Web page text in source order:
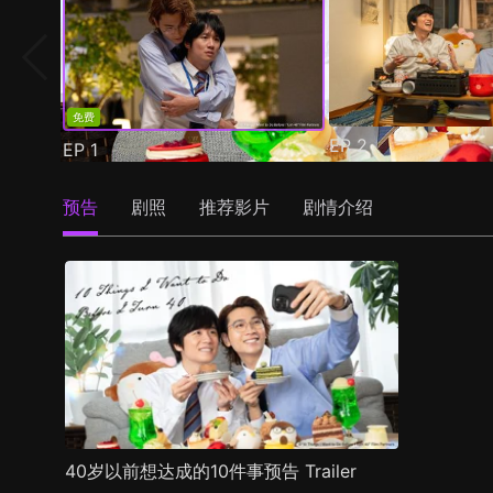
免费
EP1 EP2
预告 剧照 推荐影片 剧情介绍
40岁以前想达成的10件事预告 Trailer